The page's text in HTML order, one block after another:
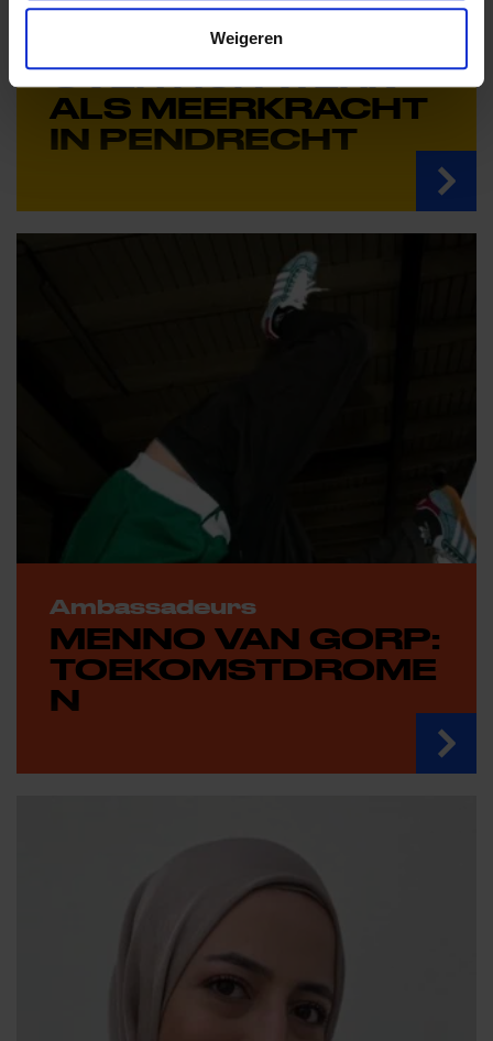
Weigeren
Meerkracht
RIK, RUUD EN BART
OVER HUN WERK
ALS MEERKRACHT
IN PENDRECHT
Ambassadeurs
MENNO VAN GORP:
TOEKOMSTDROME
N